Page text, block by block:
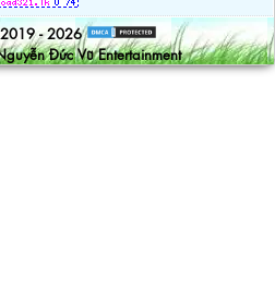
- 2026
Đức Vũ Entertainment